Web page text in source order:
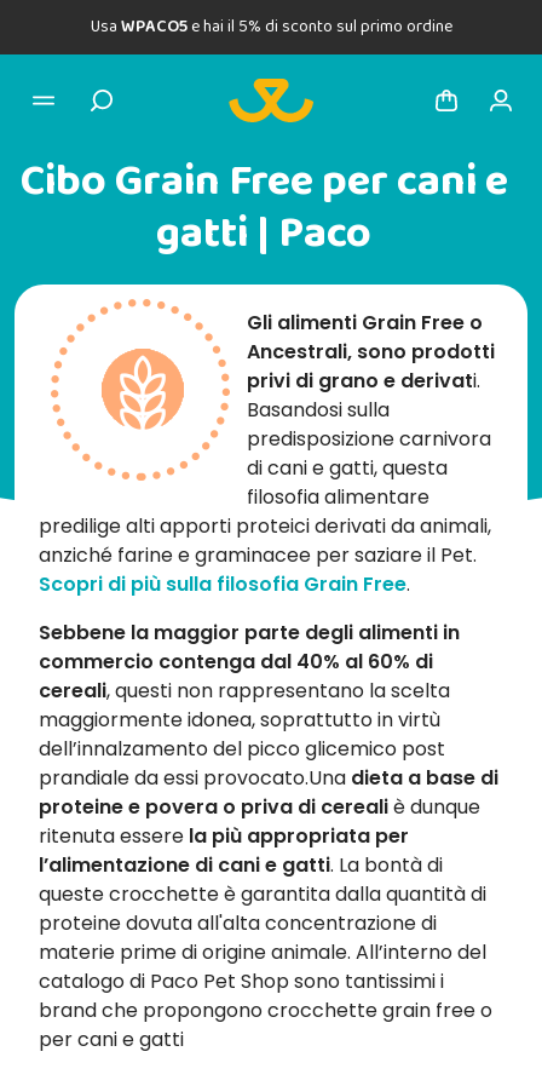
UsaWPACO5e hai il 5% di sconto sul primo ordine
Cibo Grain Free per cani e
gatti | Paco
Gli alimenti Grain Free o
Ancestrali, sono prodotti
privi di grano e derivati.
Basandosi sulla
predisposizione carnivora
di cani e gatti, questa
filosofia alimentare
predilige alti apporti proteici derivati da animali,
anziché farine e graminacee per saziare il Pet.
Scopri di più sulla filosofia Grain Free.
Sebbene la maggior parte degli alimenti in
commercio contenga dal 40% al 60% di
cereali, questi non rappresentano la scelta
maggiormente idonea, soprattutto in virtù
dell’innalzamento del picco glicemico post
prandiale da essi provocato.Una dieta a base di
proteine e povera o priva di cerealiè dunque
ritenuta essere la più appropriata per
l’alimentazione di cani e gatti. La bontà di
queste crocchette è garantita dalla quantità di
proteine dovuta all'alta concentrazione di
materie prime di origine animale. All’interno del
catalogo di Paco Pet Shop sono tantissimi i
brand che propongono crocchette grain free o
per cani e gatti